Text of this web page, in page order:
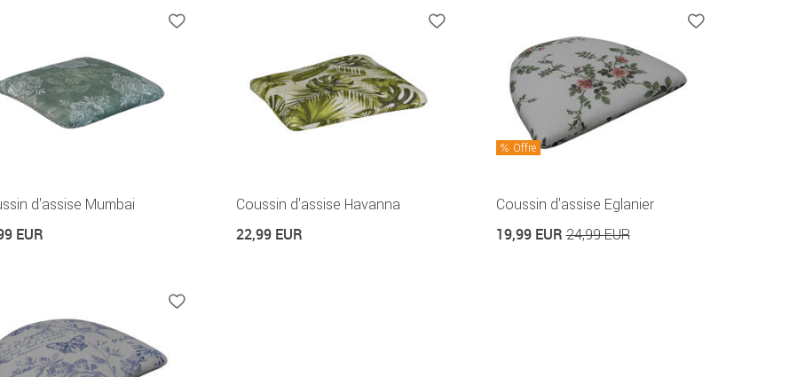
d'assise Mumbai
EUR
Coussin d'assise Havanna
22,99 EUR
Offre
Coussin d'assise Eglanier
19,99 EUR24,99 EUR